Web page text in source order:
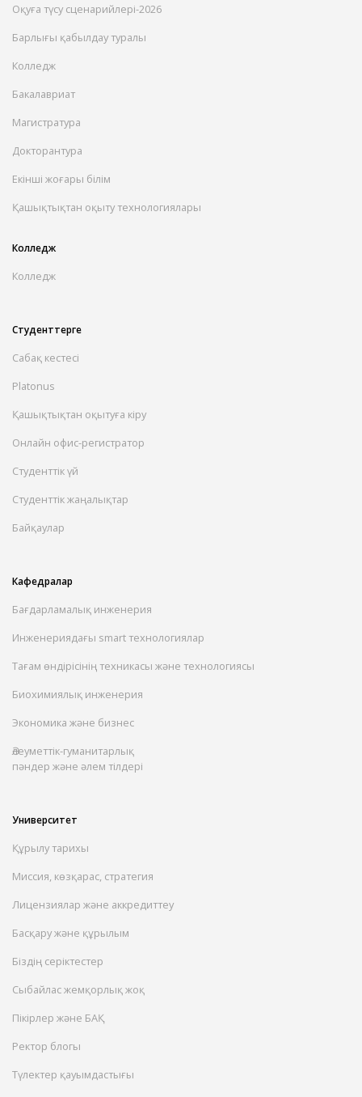
Оқуға түсу сценарийлері-2026
Барлығы қабылдау туралы
Колледж
Бакалавриат
Магистратура
Докторантура
Екінші жоғары білім
Қашықтықтан оқыту технологиялары
Колледж
Колледж
Студенттерге
Сабақ кестесі
Platonus
Қашықтықтан оқытуға кіру
Онлайн офис-регистратор
Студенттік үй
Студенттік жаңалықтар
Байқаулар
Кафедралар
Бағдарламалық инженерия
Инженериядағы smart технологиялар
Тағам өндірісінің техникасы және технологиясы
Биохимиялық инженерия
Экономика және бизнес
Әлеуметтік-гуманитарлық
пәндер және әлем тілдері
Университет
Құрылу тарихы
Миссия, көзқарас, стратегия
Лицензиялар және аккредиттеу
Басқару және құрылым
Біздің серіктестер
Сыбайлас жемқорлық жоқ
Пікірлер және БАҚ
Ректор блогы
Түлектер қауымдастығы